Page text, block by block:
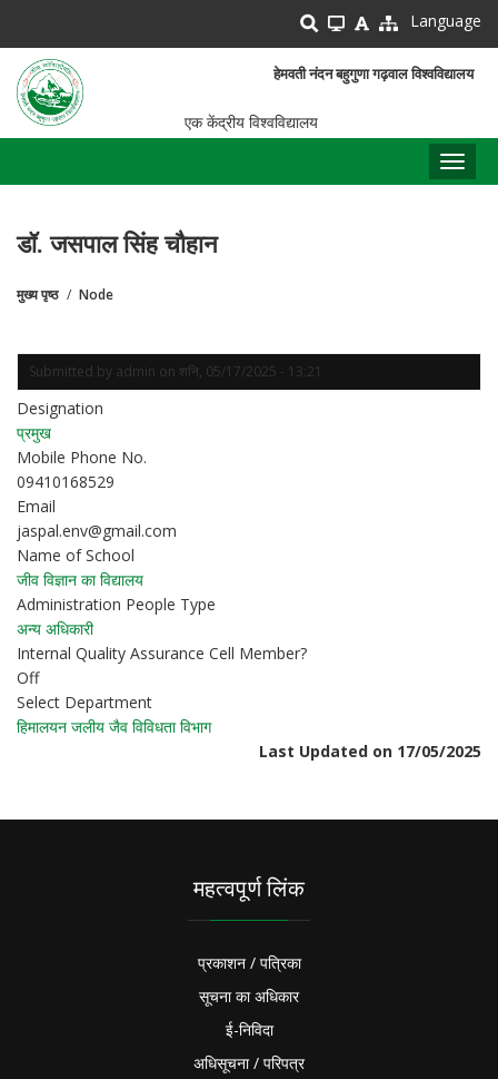
main
content
Language
हेमवती नंदन बहुगुणा गढ़वाल विश्वविद्यालय
एक केंद्रीय विश्वविद्यालय
डॉ. जसपाल सिंह चौहान
मुख्य पृष्ठ Node
Submitted by admin on शनि, 05/17/2025 - 13:21
Designation
प्रमुख
Mobile Phone No.
09410168529
Email
jaspal.env@gmail.com
Name of School
जीव विज्ञान का विद्यालय
Administration People Type
अन्य अधिकारी
Internal Quality Assurance Cell Member?
Off
Select Department
हिमालयन जलीय जैव विविधता विभाग
Last Updated on 17/05/2025
महत्वपूर्ण लिंक
प्रकाशन / पत्रिका
सूचना का अधिकार
ई-निविदा
अधिसूचना / परिपत्र